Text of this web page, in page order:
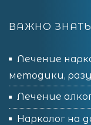
ВАЖНО
Лечение
методики,
Лечение
Нарколог на